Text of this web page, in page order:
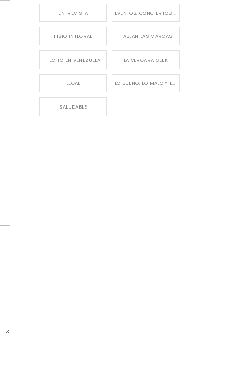
ENTREVISTA
FISIO INTEGRAL HABLAN LAS MARCAS
HECHO EN VENEZUELA LA VERGARA GEEK
LEGAL LO BUENO, LO MALO Y LO FEO
SALUDABLE